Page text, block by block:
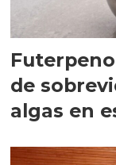
de
algas en